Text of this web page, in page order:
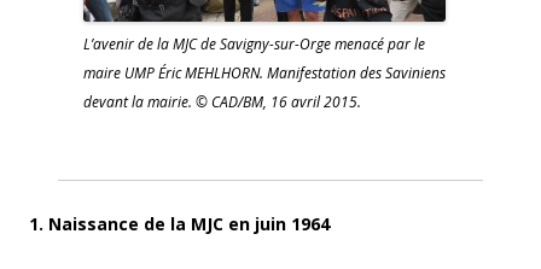
L’avenir de la MJC de Savigny-sur-Orge menacé par le
maire UMP Éric MEHLHORN. Manifestation des Saviniens
devant la mairie. © CAD/BM, 16 avril 2015.
1. Naissance de la MJC en juin 1964